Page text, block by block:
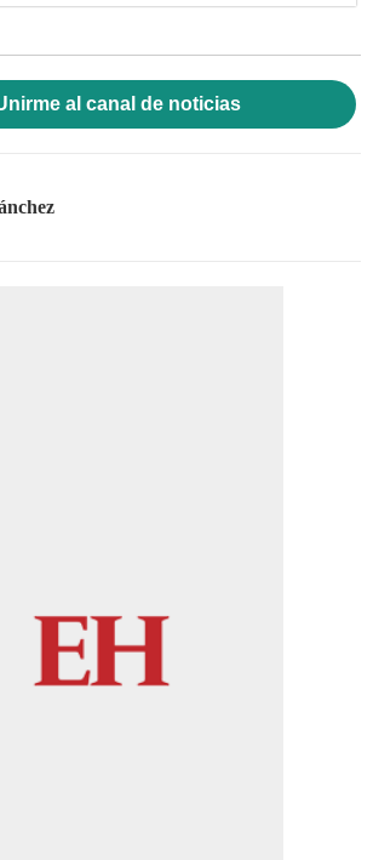
al canal de noticias